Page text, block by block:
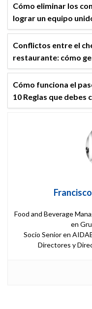
Cómo eliminar los
lograr un equipo
Conflictos entre el
restaurante: cómo
Cómo funciona el
10 Reglas que debes
Food and Beverage
en
Socio Senior en
Directores y